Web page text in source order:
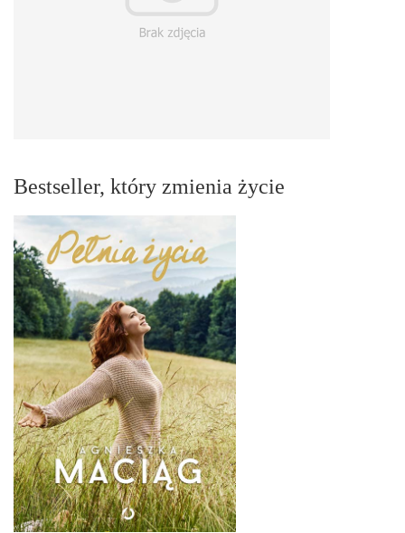
Bestseller, który zmienia życie